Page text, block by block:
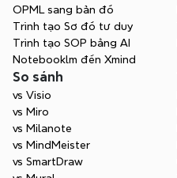
hoạch và xuất bản, tất cả
đồ của bạn.
OPML sang bản đồ
Trình tạo Sơ đồ tư duy
Trình tạo SOP bằng AI
Notebooklm đến Xmind
So sánh
vs Visio
vs Miro
vs Milanote
vs MindMeister
vs SmartDraw